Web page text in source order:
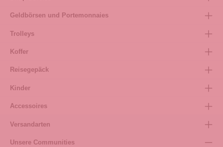
Geldbörsen und Portemonnaies
Trolleys
Koffer
Reisegepäck
Kinder
Accessoires
Versandarten
Unsere Communities